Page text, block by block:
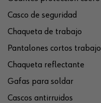
Casco de seguridad
Chaqueta de trabajo
Pantalones cortos trabajo
Chaqueta reflectante
Gafas para soldar
Cascos antirruidos